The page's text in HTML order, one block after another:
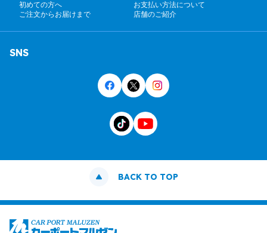
初めての方へ
お支払い方法について
ご注文からお届けまで
店舗のご紹介
SNS
BACK TO TOP